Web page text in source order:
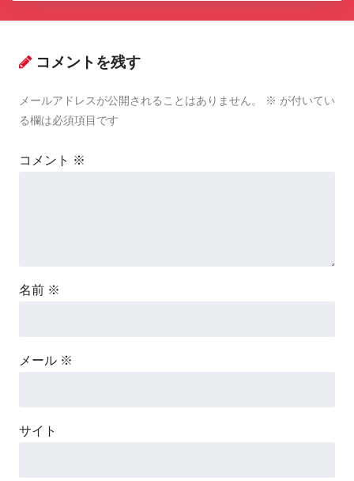
コメントを残す
メールアドレスが公開されることはありません。 ※ が付いてい
る欄は必須項目です
コメント ※
名前 ※
メール ※
サイト